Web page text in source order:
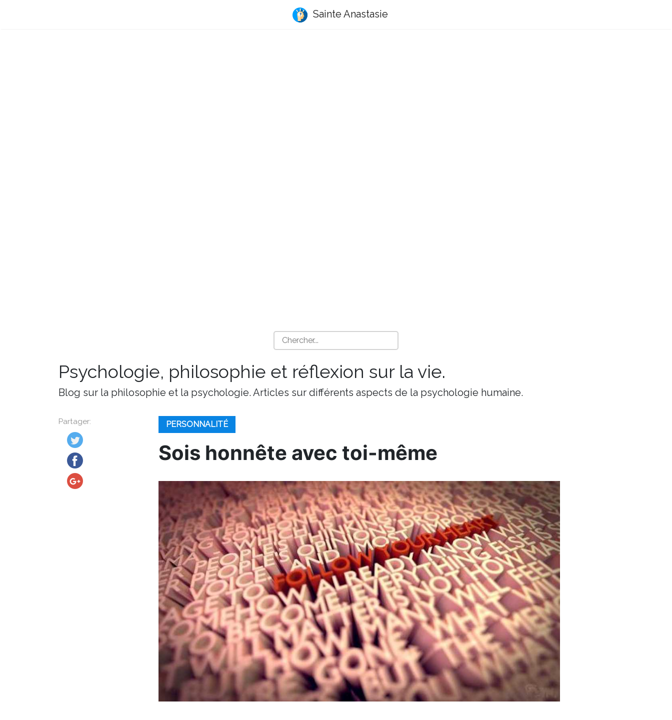
Sainte Anastasie
Psychologie, philosophie et réflexion sur la vie.
Blog sur la philosophie et la psychologie. Articles sur différents aspects de la psychologie humaine.
Partager: PERSONNALITÉ
Sois honnête avec toi-même